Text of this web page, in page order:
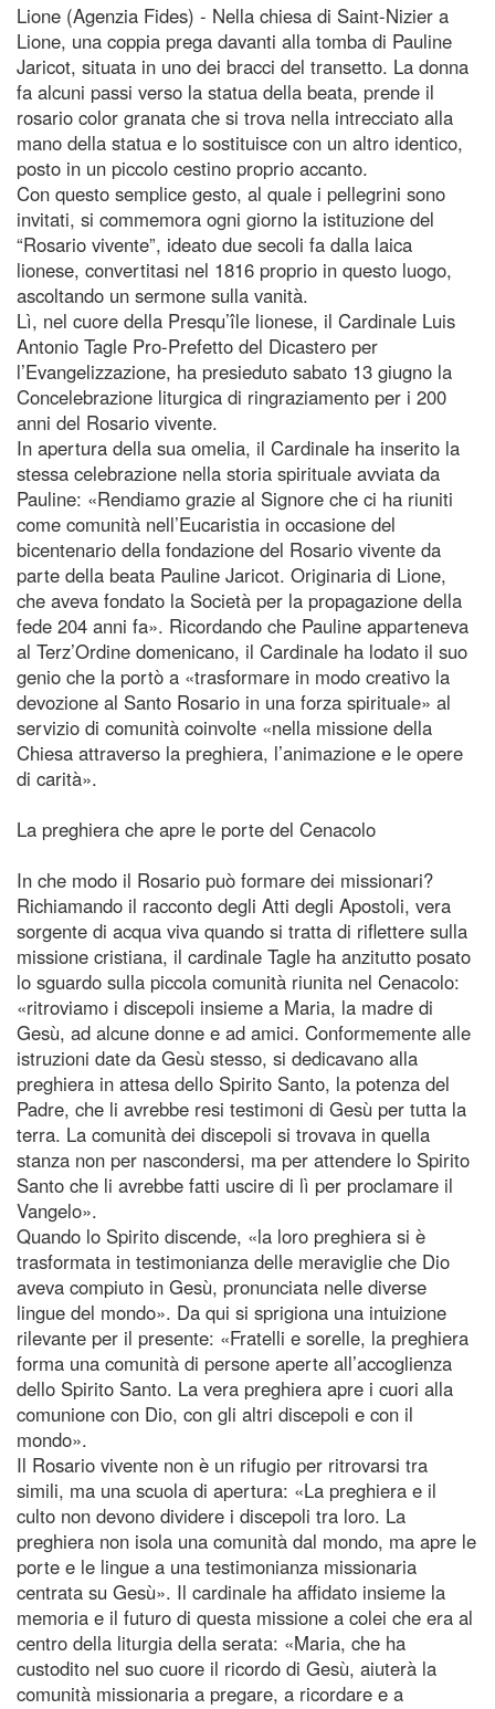
Lione (Agenzia Fides) - Nella chiesa di Saint-Nizier a
Lione, una coppia prega davanti alla tomba di Pauline
Jaricot, situata in uno dei bracci del transetto. La donna
fa alcuni passi verso la statua della beata, prende il
rosario color granata che si trova nella intrecciato alla
mano della statua e lo sostituisce con un altro identico,
posto in un piccolo cestino proprio accanto.
Con questo semplice gesto, al quale i pellegrini sono
invitati, si commemora ogni giorno la istituzione del
“Rosario vivente”, ideato due secoli fa dalla laica
lionese, convertitasi nel 1816 proprio in questo luogo,
ascoltando un sermone sulla vanità.
Lì, nel cuore della Presqu’île lionese, il Cardinale Luis
Antonio Tagle Pro-Prefetto del Dicastero per
l’Evangelizzazione, ha presieduto sabato 13 giugno la
Concelebrazione liturgica di ringraziamento per i 200
anni del Rosario vivente.
In apertura della sua omelia, il Cardinale ha inserito la
stessa celebrazione nella storia spirituale avviata da
Pauline: «Rendiamo grazie al Signore che ci ha riuniti
come comunità nell’Eucaristia in occasione del
bicentenario della fondazione del Rosario vivente da
parte della beata Pauline Jaricot. Originaria di Lione,
che aveva fondato la Società per la propagazione della
fede 204 anni fa». Ricordando che Pauline apparteneva
al Terz’Ordine domenicano, il Cardinale ha lodato il suo
genio che la portò a «trasformare in modo creativo la
devozione al Santo Rosario in una forza spirituale» al
servizio di comunità coinvolte «nella missione della
Chiesa attraverso la preghiera, l’animazione e le opere
di carità».
La preghiera che apre le porte del Cenacolo
In che modo il Rosario può formare dei missionari?
Richiamando il racconto degli Atti degli Apostoli, vera
sorgente di acqua viva quando si tratta di riflettere sulla
missione cristiana, il cardinale Tagle ha anzitutto posato
lo sguardo sulla piccola comunità riunita nel Cenacolo:
«ritroviamo i discepoli insieme a Maria, la madre di
Gesù, ad alcune donne e ad amici. Conformemente alle
istruzioni date da Gesù stesso, si dedicavano alla
preghiera in attesa dello Spirito Santo, la potenza del
Padre, che li avrebbe resi testimoni di Gesù per tutta la
terra. La comunità dei discepoli si trovava in quella
stanza non per nascondersi, ma per attendere lo Spirito
Santo che li avrebbe fatti uscire di lì per proclamare il
Vangelo».
Quando lo Spirito discende, «la loro preghiera si è
trasformata in testimonianza delle meraviglie che Dio
aveva compiuto in Gesù, pronunciata nelle diverse
lingue del mondo». Da qui si sprigiona una intuizione
rilevante per il presente: «Fratelli e sorelle, la preghiera
forma una comunità di persone aperte all’accoglienza
dello Spirito Santo. La vera preghiera apre i cuori alla
comunione con Dio, con gli altri discepoli e con il
mondo».
Il Rosario vivente non è un rifugio per ritrovarsi tra
simili, ma una scuola di apertura: «La preghiera e il
culto non devono dividere i discepoli tra loro. La
preghiera non isola una comunità dal mondo, ma apre le
porte e le lingue a una testimonianza missionaria
centrata su Gesù». Il cardinale ha affidato insieme la
memoria e il futuro di questa missione a colei che era al
centro della liturgia della serata: «Maria, che ha
custodito nel suo cuore il ricordo di Gesù, aiuterà la
comunità missionaria a pregare, a ricordare e a